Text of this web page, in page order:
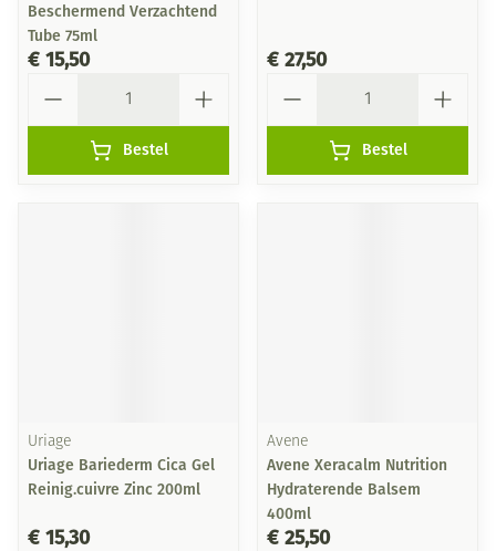
Beschermend Verzachtend
Tube 75ml
€ 15,50
Bestel
€ 27,50
Bestel
Uriage
Uriage Bariederm Cica Gel
Reinig.cuivre Zinc 200ml
€ 15,30
Avene
Avene Xeracalm Nutrition
Hydraterende Balsem
400ml
€ 25,50